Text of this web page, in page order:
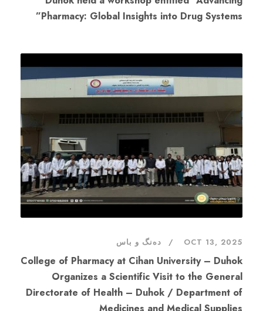
Pharmacy: Global Insights into Drug Systems”
OCT 13, 2025 دەنگ و باس
College of Pharmacy at Cihan University – Duhok
Organizes a Scientific Visit to the General
Directorate of Health – Duhok / Department of